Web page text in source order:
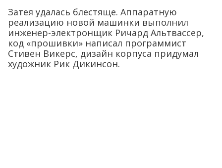
Затея удалась блестяще. Аппаратную
реализацию новой машинки выполнил
инженер-электронщик Ричард Альтвассер,
код «прошивки» написал программист
Стивен Викерс, дизайн корпуса придумал
художник Рик Дикинсон.